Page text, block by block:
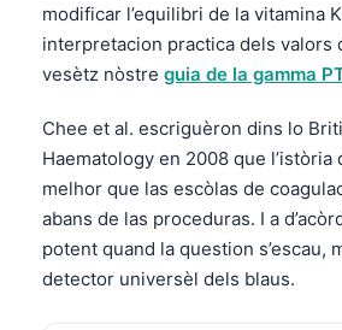
modificar l’equilibri de la vitamina
interpretacion practica dels valors
vesètz nòstre guia de la gamma
Chee et al. escriguèron dins lo
Haematology en 2008 que l’istòria
melhor que las escòlas de
abans de las proceduras. I a
potent quand la question s’escau,
detector universèl dels blaus.
پښتو
سنڌي
Galego
Latviešu valoda